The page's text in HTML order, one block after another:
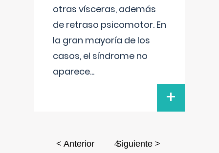
otras vísceras, además
de retraso psicomotor. En
la gran mayoría de los
casos, el síndrome no
aparece...
+
< Anterior 4
Siguiente >